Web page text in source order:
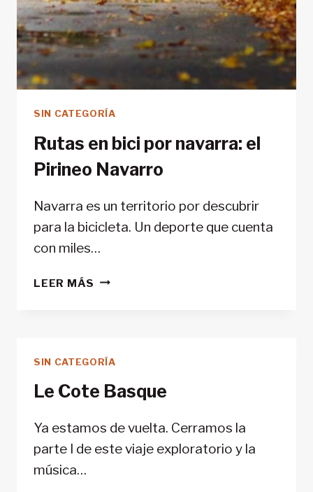
SIN CATEGORÍA
Rutas en bici por navarra: el
Pirineo Navarro
Navarra es un territorio por descubrir
para la bicicleta. Un deporte que cuenta
con miles…
LEER MÁS RUTAS
EL
NAVARRO
SIN CATEGORÍA
Le Cote Basque
Ya estamos de vuelta. Cerramos la
parte I de este viaje exploratorio y la
música…